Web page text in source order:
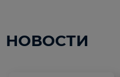
НОВОСТИ